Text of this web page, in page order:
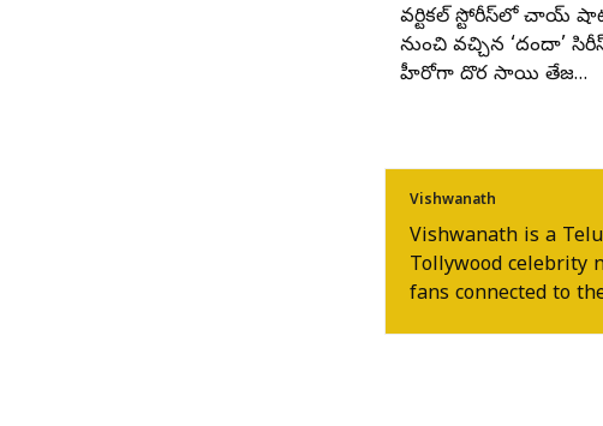
వర్టికల్ స్టోరీస్‌లో చాయ్
నుంచి వచ్చిన ‘దందా’
హీరోగా దొర సాయి తేజ…
Vishwanath
Vishwanath is a
Tollywood celebrity
fans connected to